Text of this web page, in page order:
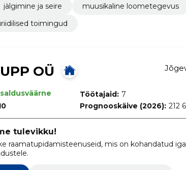
jälgimine ja seire
muusikaline loometegevus
toimingud
OÜ
Töötajaid: 7
Prognooskäive (2026): 212
tulevikku!
raamatupidamisteenuseid, mis on kohandatud